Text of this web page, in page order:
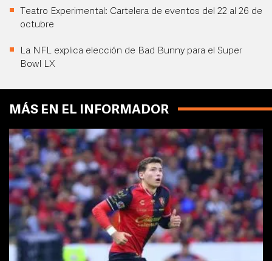
Teatro Experimental: Cartelera de eventos del 22 al 26 de
octubre
La NFL explica elección de Bad Bunny para el Super
Bowl LX
MÁS EN EL INFORMADOR